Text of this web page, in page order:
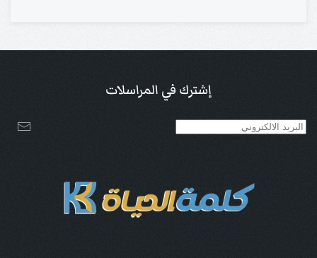
إشترك في المراسلات